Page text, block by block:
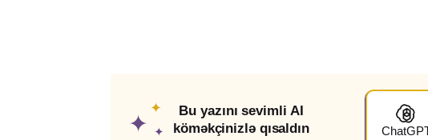
✦
✦
✦
Bu yazını sevimli AI
köməkçinizlə qısaldın